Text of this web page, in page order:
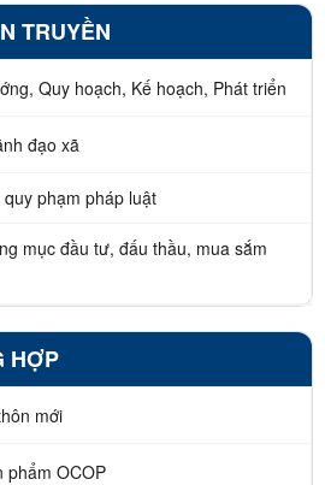
TRUYỀN
Quy hoạch, Kế hoạch, Phát triển
đạo xã
phạm pháp luật
mục đầu tư, đấu thầu, mua sắm
HỢP
mới
phẩm OCOP